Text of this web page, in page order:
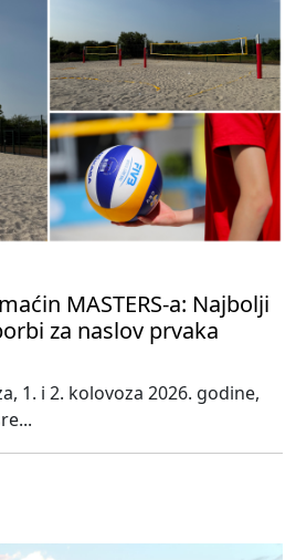
MASTERS-a: Najbolji
za naslov prvaka
1. i 2. kolovoza 2026. godine,